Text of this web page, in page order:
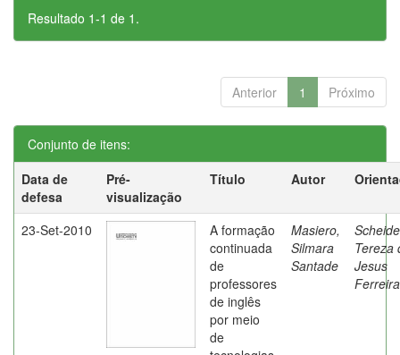
Resultado 1-1 de 1.
Anterior 1 Próximo
Conjunto de itens:
Data de
defesa
Pré-
visualização
Título Autor
23-Set-2010
A formação
continuada
de
professores
de inglês
por meio
de
Masiero,
Silmara
Santade
Tereza
Jesus
Ferreira